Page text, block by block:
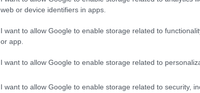
web or device identifiers in apps.
I want to allow Google to enable storage related to
or app.
I want to allow Google to enable storage related to
I want to allow Google to enable storage related to security,